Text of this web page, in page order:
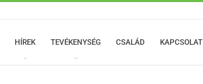
HÍREK TEVÉKENYSÉG CSALÁD KAPCSOLAT